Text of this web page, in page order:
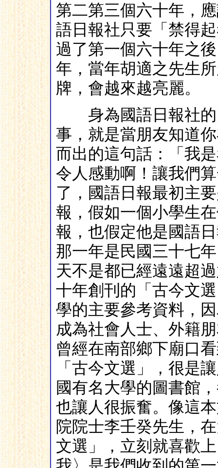
第二第三個六十年，
語日報社只要「禁得
過了第一個六十年之
年，當年胡適之先生
牌，會越來越亮麗。
身為國語日報社的
事，就是當朋友知道
而出的這句話：「我
令人感動啊！讓我們
了，國語日報最初主
報，假如一個小學生
報，也假定他是國語
那一年是民國三十七
天不是都已經遠遠超
十年創刊的「古今文
學的主要參考資料，
成為社會人士、外籍
曾經在南部鄉下廟口
「古今文選」，很是
國有名大學的圖書館
也讓人很振奮。像這
院院士李壬癸先生，
文選」，立刻就喜歡